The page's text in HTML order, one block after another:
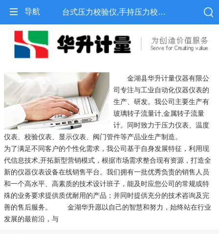
导航 台式压力校验仪,手持压力校验仪,便携式压力校验仪-金湖县华升计量仪器有限公司
金湖县华升计量仪器有限公
司专注与工业自动化仪器仪表的
生产、研发。我公司主要生产有
玻璃转子流量计,金属转子流量
计。同时致力于压力仪表、温度
仪表、校验仪表、显示仪表、阀门管件等产品业生产制造。
为了满足不同客户的个性化需求，我公司基于自身发展特征，利用现
代信息技术,开拓新型营销模式，根据市场需求整合现有资源，打造全
新的仪器仪表设备在线销售平台。我们拥有一批优秀负责的销售人员
和一个高水平、高素质的技术设计班子，能及时应您公司的常规或特
殊的业务要求提供质优耐用的产品；并同时提供充分的技术咨询及完
善的售后服务。 金湖华升愿以自己的智慧和努力，始终站在行业
发展的最前沿，与